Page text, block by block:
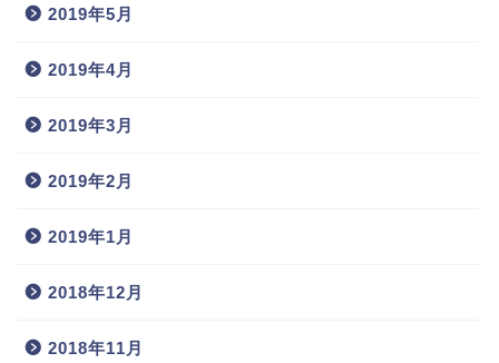
2019年5月
2019年4月
2019年3月
2019年2月
2019年1月
2018年12月
2018年11月